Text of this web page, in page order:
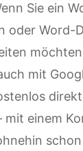
Sie ein
oder Word-
mit
mit einem